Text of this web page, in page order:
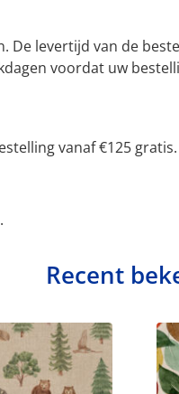
De levertijd van de
voordat uw
vanaf €125 gratis.
Recent